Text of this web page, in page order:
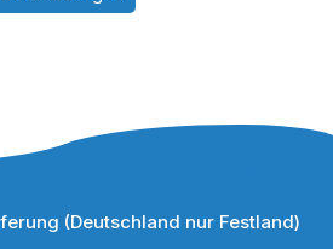
(Deutschland nur Festland)